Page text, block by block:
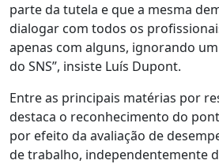
parte da tutela e que a mesma
dialogar com todos os
apenas com alguns, ignorando
do SNS”, insiste Luís Dupont.
Entre as principais matérias por
destaca o reconhecimento do
por efeito da avaliação de
de trabalho, independentemente